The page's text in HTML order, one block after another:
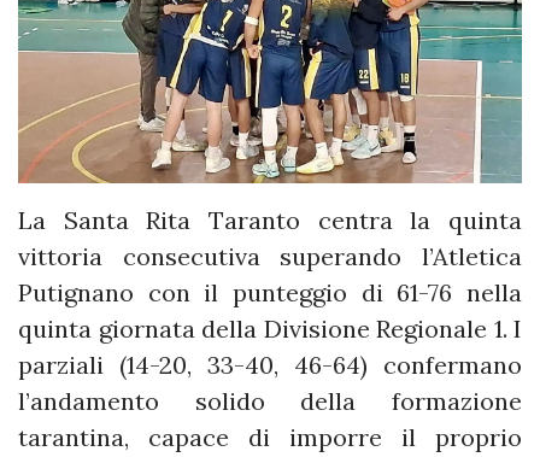
La Santa Rita Taranto centra la quinta
vittoria consecutiva superando l’Atletica
Putignano con il punteggio di 61-76 nella
quinta giornata della Divisione Regionale 1. I
parziali (14-20, 33-40, 46-64) confermano
l’andamento solido della formazione
tarantina, capace di imporre il proprio